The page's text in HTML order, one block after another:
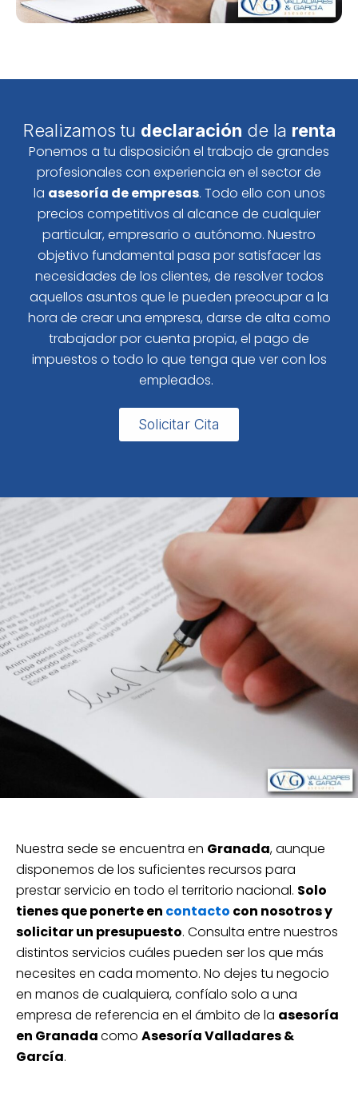
Realizamos tu declaración de la renta
Ponemos a tu disposición el trabajo de grandes
profesionales con experiencia en el sector de
la asesoría de empresas. Todo ello con unos
precios competitivos al alcance de cualquier
particular, empresario o autónomo. Nuestro
objetivo fundamental pasa por satisfacer las
necesidades de los clientes, de resolver todos
aquellos asuntos que le pueden preocupar a la
hora de crear una empresa, darse de alta como
trabajador por cuenta propia, el pago de
impuestos o todo lo que tenga que ver con los
empleados.
Solicitar Cita
Nuestra sede se encuentra en Granada, aunque
disponemos de los suficientes recursos para
prestar servicio en todo el territorio nacional. Solo
tienes que ponerte en contacto con nosotros y
solicitar un presupuesto. Consulta entre nuestros
distintos servicios cuáles pueden ser los que más
necesites en cada momento. No dejes tu negocio
en manos de cualquiera, confíalo solo a una
empresa de referencia en el ámbito de la asesoría
en Granadacomo Asesoría Valladares &
García.